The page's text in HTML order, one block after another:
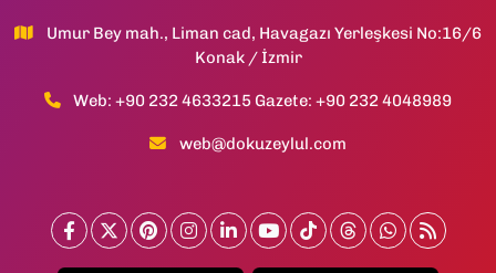
Umur Bey mah., Liman cad, Havagazı Yerleşkesi No:16/6
Konak / İzmir
Web: +90 232 4633215 Gazete: +90 232 4048989
web@dokuzeylul.com